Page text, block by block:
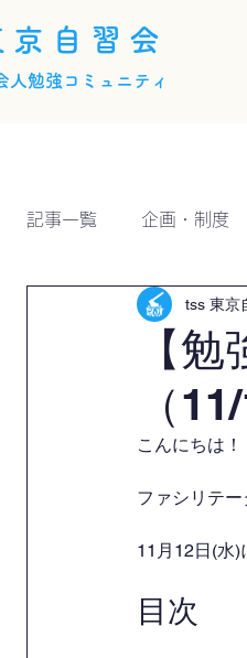
京自習会
人勉強コミュニティ
記事一覧 企画・制度
【
（
tss 東京
こんにちは！
ファシリテー
11月12日(水)
目次